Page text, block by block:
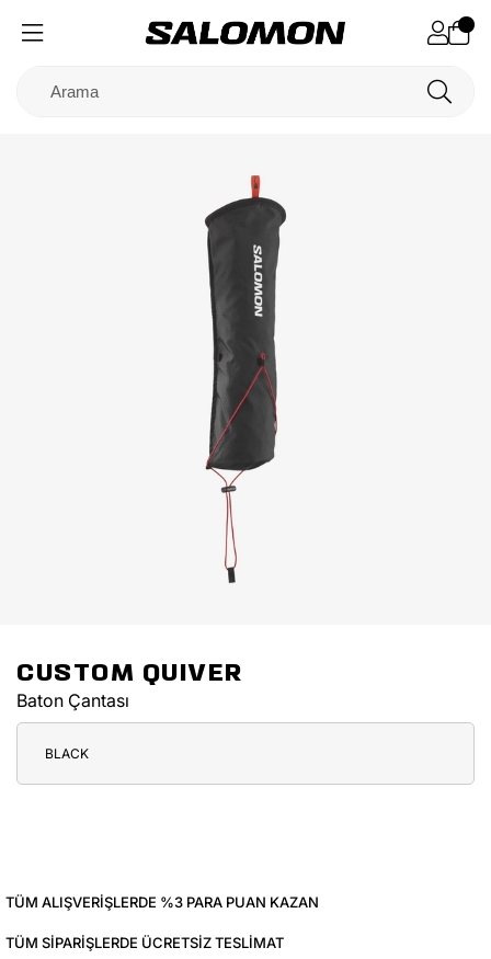
CUSTOM QUIVER
Baton Çantası
BLACK
TÜM ALIŞVERIŞLERDE %3 PARA PUAN KAZAN
TÜM SIPARIŞLERDE ÜCRETSIZ TESLIMAT